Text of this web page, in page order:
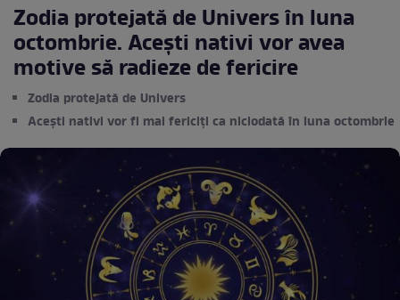
Zodia protejată de Univers în luna
octombrie. Acești nativi vor avea
motive să radieze de fericire
Zodia protejată de Univers
Acești nativi vor fi mai fericiți ca niciodată în luna octombrie